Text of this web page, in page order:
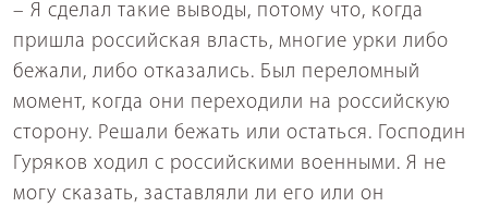
– Я сделал такие выводы, потому что, когда
пришла российская власть, многие урки либо
бежали, либо отказались. Был переломный
момент, когда они переходили на российскую
сторону. Решали бежать или остаться. Господин
Гуряков ходил с российскими военными. Я не
могу сказать, заставляли ли его или он